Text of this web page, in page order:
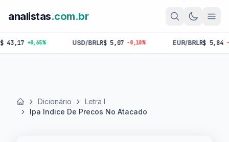
analistas.com.br
+0,65% USD/BRLR$ 5,07 -0,10% EUR/BRLR$ 5,84 -0,18%
Início Dicionário
Letra I
Ipa Indice De Precos No Atacado